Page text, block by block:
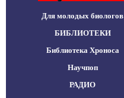
Для молодых биологов
БИБЛИОТЕКИ
Библиотека Хроноса
Научпоп
РАДИО